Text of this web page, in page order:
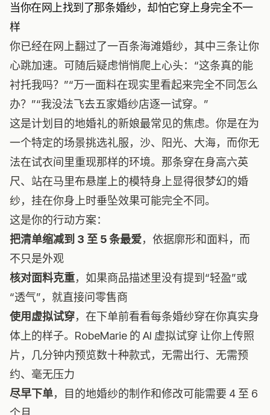
当你在网上找到了那条婚纱，却怕它穿上身完全不一
样
你已经在网上翻过了一百条海滩婚纱，其中三条让你
心跳加速。可随后疑虑悄悄爬上心头：“这条真的能
衬托我吗？”“万一面料在现实里看起来完全不同怎么
办？”“我没法飞去五家婚纱店逐一试穿。”
这是计划目的地婚礼的新娘最常见的焦虑。你是在为
一个特定的场景挑选礼服，沙、阳光、大海，而你无
法在试衣间里重现那样的环境。那条穿在身高六英
尺、站在马里布悬崖上的模特身上显得很梦幻的婚
纱，挂在你身上时垂坠效果可能完全不同。
这是你的行动方案：
把清单缩减到 3 至 5 条最爱，依据廓形和面料，而
不只是外观
核对面料克重，如果商品描述里没有提到“轻盈”或
“透气”，就直接问零售商
使用虚拟试穿，在下单前看看每条婚纱穿在你真实身
体上的样子。 RobeMarie 的 AI 虚拟试穿 让你上传照
片，几分钟内预览数十种款式，无需出行、无需预
约、毫无压力
尽早下单，目的地婚纱的制作和修改可能需要 4 至 6